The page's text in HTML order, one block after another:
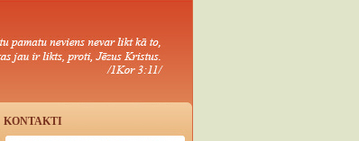
KONTAKTI